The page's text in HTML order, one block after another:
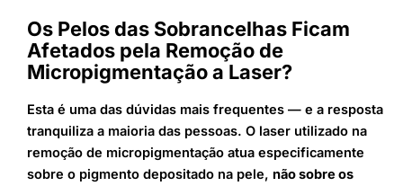
Os Pelos das Sobrancelhas Ficam
Afetados pela Remoção de
Micropigmentação a Laser?
Esta é uma das dúvidas mais frequentes — e a resposta
tranquiliza a maioria das pessoas. O laser utilizado na
remoção de micropigmentação atua especificamente
sobre o pigmento depositado na pele,não sobre os